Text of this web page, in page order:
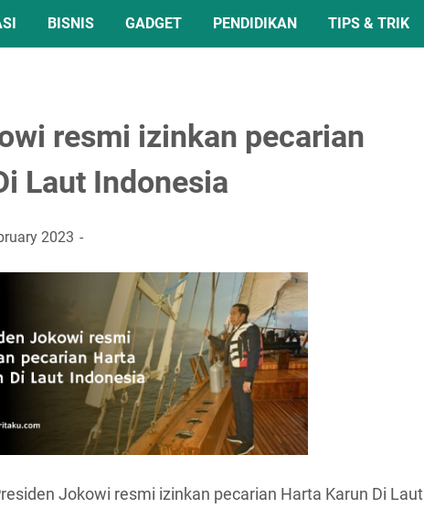
BISNIS GADGET PENDIDIKAN TIPS & TRIK
resmi izinkan pecarian
Laut Indonesia
2023
Jokowi resmi izinkan pecarian Harta Karun Di Laut